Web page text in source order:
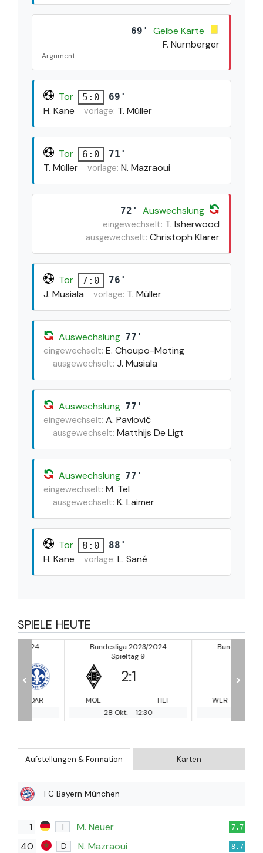
69'
Gelbe Karte
F. Nürnberger
Argument
Tor 5:0 69'
H. Kane vorlage: T. Müller
Tor 6:0 71'
T. Müller vorlage: N. Mazraoui
72' Auswechslung
eingewechselt: T. Isherwood
ausgewechselt: Christoph Klarer
Tor 7:0 76'
J. Musiala vorlage: T. Müller
Auswechslung 77'
eingewechselt: E. Choupo-Moting
ausgewechselt: J. Musiala
Auswechslung 77'
eingewechselt: A. Pavlović
ausgewechselt: Matthijs De Ligt
Auswechslung 77'
eingewechselt: M. Tel
ausgewechselt: K. Laimer
Tor 8:0 88'
H. Kane vorlage: L. Sané
SPIELE HEUTE
Bundesliga 2023/2024
Spieltag 9
2:1
12:30
Bundesliga 2023/2024
< >
Aufstellungen & Formation Karten
FC Bayern München
1 T M. Neuer 7.7
40 D N. Mazraoui 8.7